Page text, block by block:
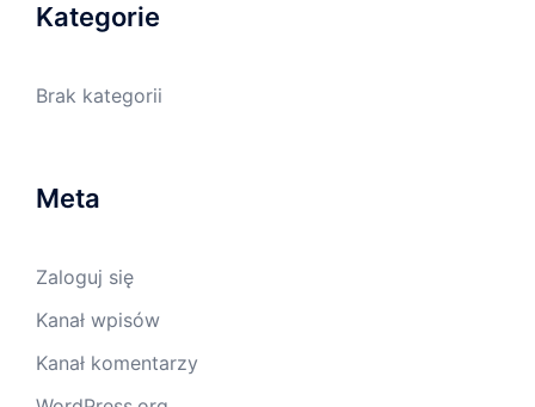
Kategorie
Brak kategorii
Meta
Zaloguj się
Kanał wpisów
Kanał komentarzy